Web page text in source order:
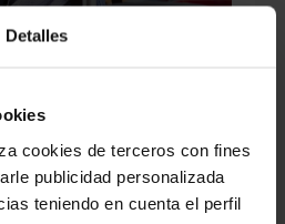
Detalles
cookies de terceros con fines
publicidad personalizada
teniendo en cuenta el perfil
más